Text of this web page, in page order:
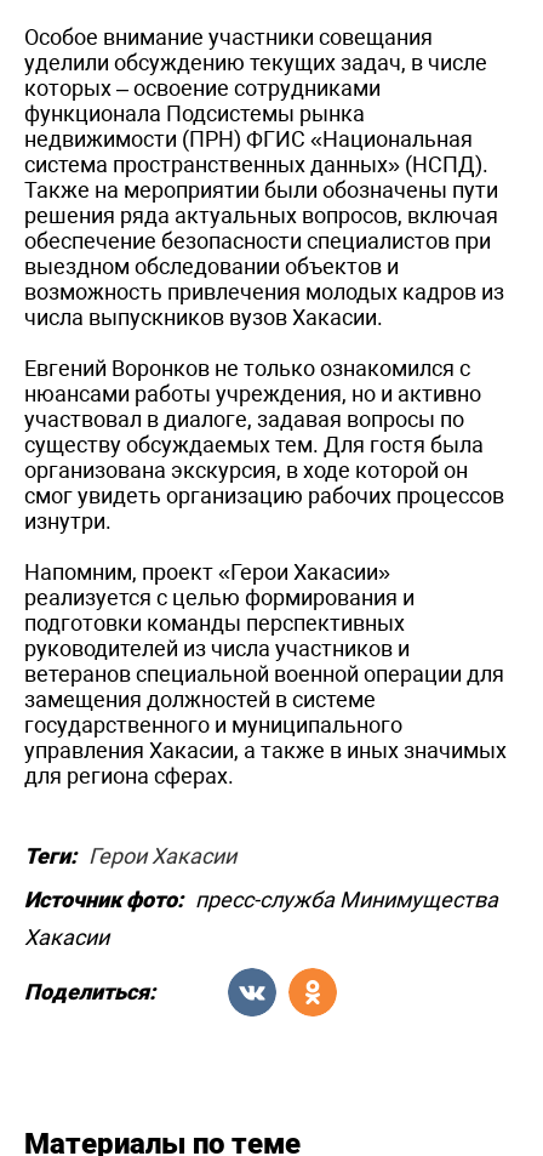
Особое внимание участники совещания
уделили обсуждению текущих задач, в числе
которых – освоение сотрудниками
функционала Подсистемы рынка
недвижимости (ПРН) ФГИС «Национальная
система пространственных данных» (НСПД).
Также на мероприятии были обозначены пути
решения ряда актуальных вопросов, включая
обеспечение безопасности специалистов при
выездном обследовании объектов и
возможность привлечения молодых кадров из
числа выпускников вузов Хакасии.
Евгений Воронков не только ознакомился с
нюансами работы учреждения, но и активно
участвовал в диалоге, задавая вопросы по
существу обсуждаемых тем. Для гостя была
организована экскурсия, в ходе которой он
смог увидеть организацию рабочих процессов
изнутри.
Напомним, проект «Герои Хакасии»
реализуется с целью формирования и
подготовки команды перспективных
руководителей из числа участников и
ветеранов специальной военной операции для
замещения должностей в системе
государственного и муниципального
управления Хакасии, а также в иных значимых
для региона сферах.
Теги: Герои Хакасии
Источник фото: пресс-служба Минимущества
Хакасии
Поделиться:
Материалы по теме